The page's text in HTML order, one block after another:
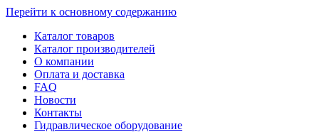
Перейти к основному содержанию
Каталог товаров
Каталог производителей
О компании
Оплата и доставка
FAQ
Новости
Контакты
Гидравлическое оборудование